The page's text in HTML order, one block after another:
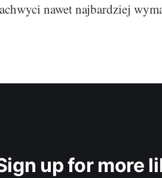
nawet najbardziej
up for more